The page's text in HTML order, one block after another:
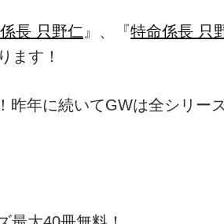
長 只野仁 』、『特命係長 只
ます！
昨年に続いてGWは全シリー